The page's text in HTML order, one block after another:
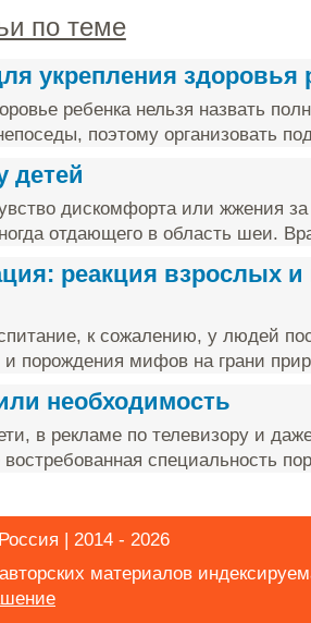
по теме
укрепления здоровья
ребенка нельзя назвать
поэтому организовать
детей
дискомфорта или жжения за
отдающего в область шеи.
реакция взрослых
к сожалению, у людей
порождения мифов на грани
необходимость
в рекламе по телевизору и
востребованная специальность
| 2014 - 2026
материалов